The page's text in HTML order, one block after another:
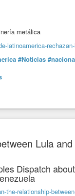
metálica
latinoamerica-
#Noticias
Lula
Dispatch
the-relationship-